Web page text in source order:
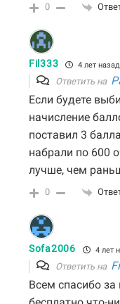
0
Fil333 4 лет назад
Ответить на
Если будете
начисление
поставил 3
набрали по 600
лучше, чем
0
Sofa2006 4 лет
Ответить на
Всем спасибо